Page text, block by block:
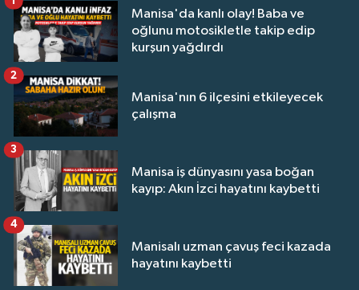
Manisa'da kanlı olay! Baba ve
oğlunu motosikletle takip edip
kurşun yağdırdı
Manisa'nın 6 ilçesini etkileyecek
çalışma
2
Manisa iş dünyasını yasa boğan
kayıp: Akın İzci hayatını kaybetti
3
Manisalı uzman çavuş feci kazada
hayatını kaybetti
4